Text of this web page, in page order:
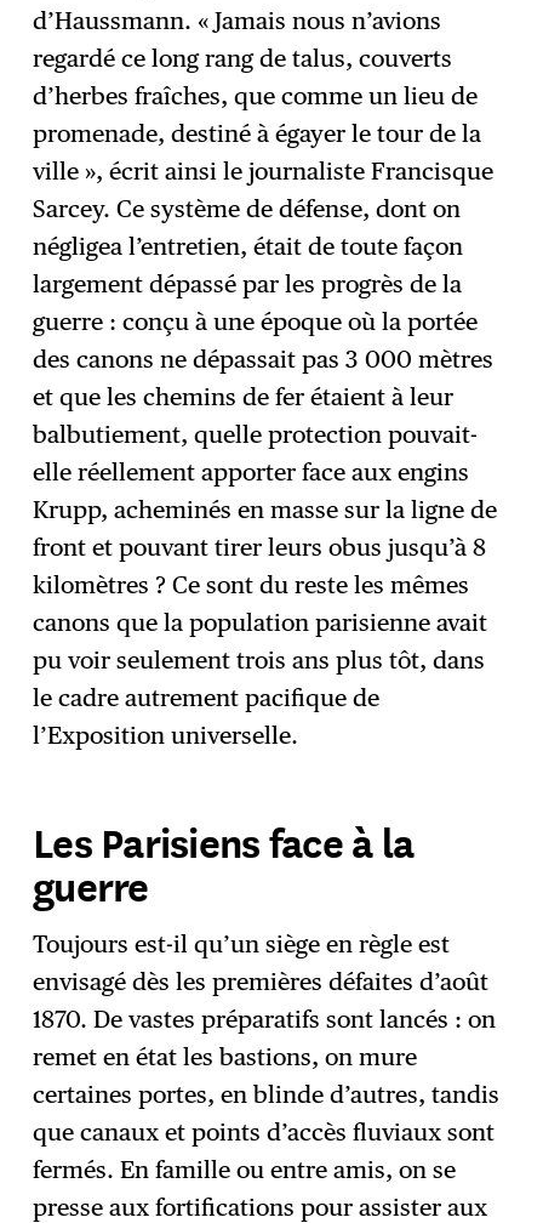
d’Haussmann. « Jamais nous n’avions
regardé ce long rang de talus, couverts
d’herbes fraîches, que comme un lieu de
promenade, destiné à égayer le tour de la
ville », écrit ainsi le journaliste Francisque
Sarcey. Ce système de défense, dont on
négligea l’entretien, était de toute façon
largement dépassé par les progrès de la
guerre : conçu à une époque où la portée
des canons ne dépassait pas 3 000 mètres
et que les chemins de fer étaient à leur
balbutiement, quelle protection pouvait-
elle réellement apporter face aux engins
Krupp, acheminés en masse sur la ligne de
front et pouvant tirer leurs obus jusqu’à 8
kilomètres ? Ce sont du reste les mêmes
canons que la population parisienne avait
pu voir seulement trois ans plus tôt, dans
le cadre autrement pacifique de
l’Exposition universelle.
Les Parisiens face à la
guerre
Toujours est-il qu’un siège en règle est
envisagé dès les premières défaites d’août
1870. De vastes préparatifs sont lancés : on
remet en état les bastions, on mure
certaines portes, en blinde d’autres, tandis
que canaux et points d’accès fluviaux sont
fermés. En famille ou entre amis, on se
presse aux fortifications pour assister aux